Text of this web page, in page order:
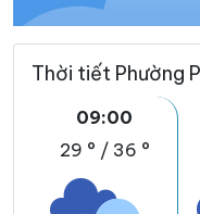
Thời tiết Phường
09:00
29 ° / 36 °